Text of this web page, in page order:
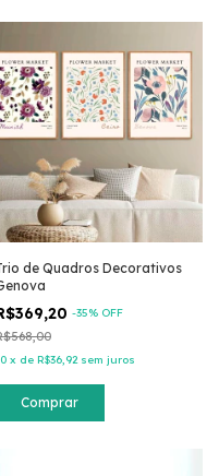
de Quadros Decorativos
-35% OFF
x de R$36,92 sem juros
Comprar